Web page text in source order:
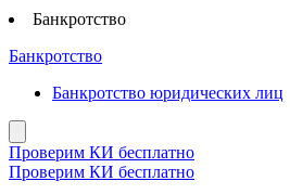
Банкротство
Банкротство
Банкротство юридических лиц
Проверим КИ бесплатно
Проверим КИ бесплатно